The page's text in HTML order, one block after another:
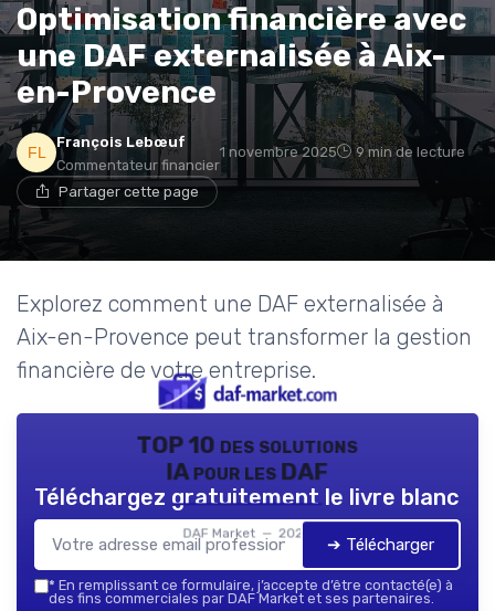
Optimisation financière avec
une DAF externalisée à Aix-
en-Provence
François Lebœuf
Commentateur financier
1 novembre 2025 9 min de lecture
Partager cette page
Explorez comment une DAF externalisée à
Aix-en-Provence peut transformer la gestion
financière de votre entreprise.
TOP 10 des solutions
IA pour les DAF
DAF Market — 2026
Téléchargez gratuitement le livre blanc
➔ Télécharger
* En remplissant ce formulaire, j’accepte d’être contacté(e) à
des fins commerciales par DAF Market et ses partenaires.